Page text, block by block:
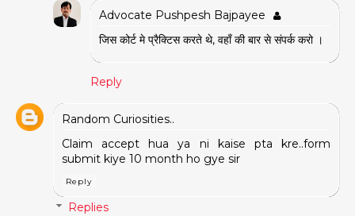
Advocate Pushpesh Bajpayee
जिस कोर्ट मे प्रैक्टिस करते थे, वहाँ की बार से संपर्क करो ।
Reply
Random Curiosities..
Claim accept hua ya ni kaise pta kre..form
submit kiye 10 month ho gye sir
Reply
Replies